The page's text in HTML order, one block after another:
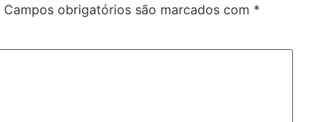
Campos obrigatórios são marcados com *